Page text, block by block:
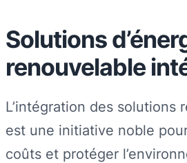
Solutions
renouvelable
L’intégration des solutions
est une initiative noble
coûts et protéger